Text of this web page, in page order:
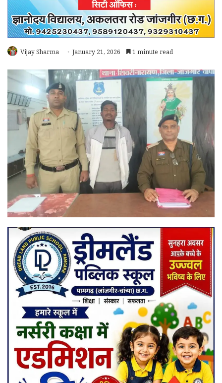
Vijay Sharma January 21, 2026 1 minute read